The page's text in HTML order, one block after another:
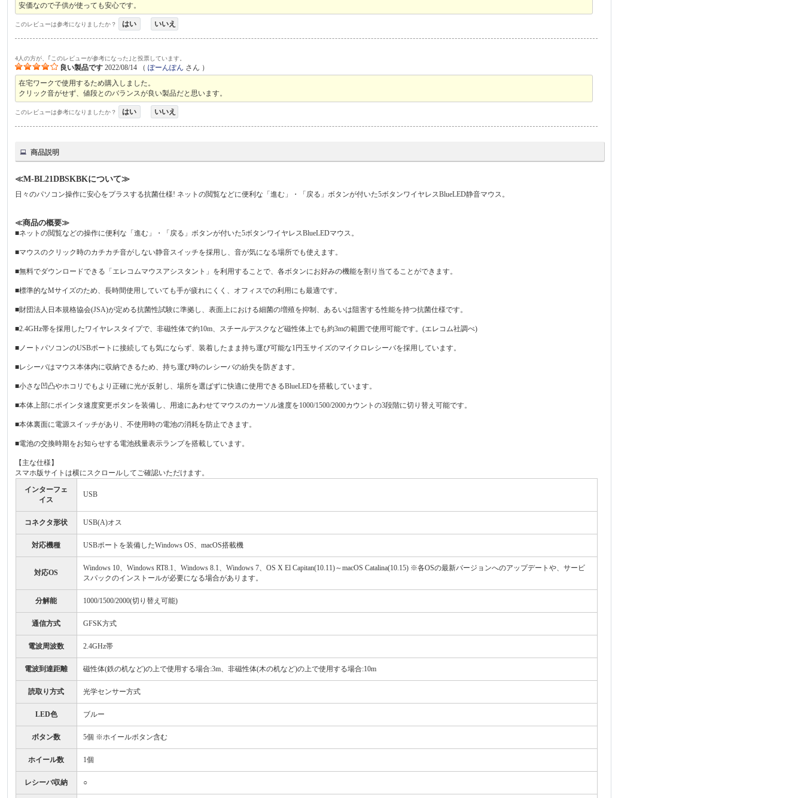
安価なので子供が使っても安心です。
このレビューは参考になりましたか？ はい いいえ
4人の方が、｢このレビューが参考になった｣と投票しています。
良い製品です 2022/08/14 （ぽーんぽん さん ）
在宅ワークで使用するため購入しました。
クリック音がせず、値段とのバランスが良い製品だと思います。
このレビューは参考になりましたか？ はい いいえ
商品説明
≪M-BL21DBSKBKについて≫
日々のパソコン操作に安心をプラスする抗菌仕様! ネットの閲覧などに便利な「進む」・「戻る」ボタンが付いた5ボタンワイヤレスBlueLED静音マウス。
≪商品の概要≫
■ネットの閲覧などの操作に便利な「進む」・「戻る」ボタンが付いた5ボタンワイヤレスBlueLEDマウス。
■マウスのクリック時のカチカチ音がしない静音スイッチを採用し、音が気になる場所でも使えます。
■無料でダウンロードできる「エレコムマウスアシスタント」を利用することで、各ボタンにお好みの機能を割り当てることができます。
■標準的なMサイズのため、長時間使用していても手が疲れにくく、オフィスでの利用にも最適です。
■財団法人日本規格協会(JSA)が定める抗菌性試験に準拠し、表面上における細菌の増殖を抑制、あるいは阻害する性能を持つ抗菌仕様です。
■2.4GHz帯を採用したワイヤレスタイプで、非磁性体で約10m、スチールデスクなど磁性体上でも約3mの範囲で使用可能です。(エレコム社調べ)
■ノートパソコンのUSBポートに接続しても気にならず、装着したまま持ち運び可能な1円玉サイズのマイクロレシーバを採用しています。
■レシーバはマウス本体内に収納できるため、持ち運び時のレシーバの紛失を防ぎます。
■小さな凹凸やホコリでもより正確に光が反射し、場所を選ばずに快適に使用できるBlueLEDを搭載しています。
■本体上部にポインタ速度変更ボタンを装備し、用途にあわせてマウスのカーソル速度を1000/1500/2000カウントの3段階に切り替え可能です。
■本体裏面に電源スイッチがあり、不使用時の電池の消耗を防止できます。
■電池の交換時期をお知らせする電池残量表示ランプを搭載しています。
【主な仕様】
スマホ版サイトは横にスクロールしてご確認いただけます。
インターフェ
イス
USB
コネクタ形状 USB(A)オス
対応機種 USBポートを装備したWindows OS、macOS搭載機
対応OS
Windows 10、Windows RT8.1、Windows 8.1、Windows 7、OS X El Capitan(10.11)～macOS Catalina(10.15) ※各OSの最新バージョンへのアップデートや、サービ
スパックのインストールが必要になる場合があります。
分解能 1000/1500/2000(切り替え可能)
通信方式 GFSK方式
電波周波数 2.4GHz帯
電波到達距離 磁性体(鉄の机など)の上で使用する場合:3m、非磁性体(木の机など)の上で使用する場合:10m
読取り方式 光学センサー方式
LED色 ブルー
ボタン数 5個 ※ホイールボタン含む
ホイール数 1個
レシーバ収納 ○